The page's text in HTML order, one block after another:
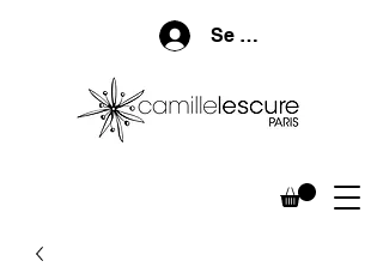
Se connecter